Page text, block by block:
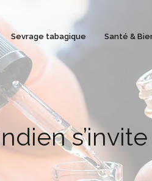
Sevrage tabagique Santé &